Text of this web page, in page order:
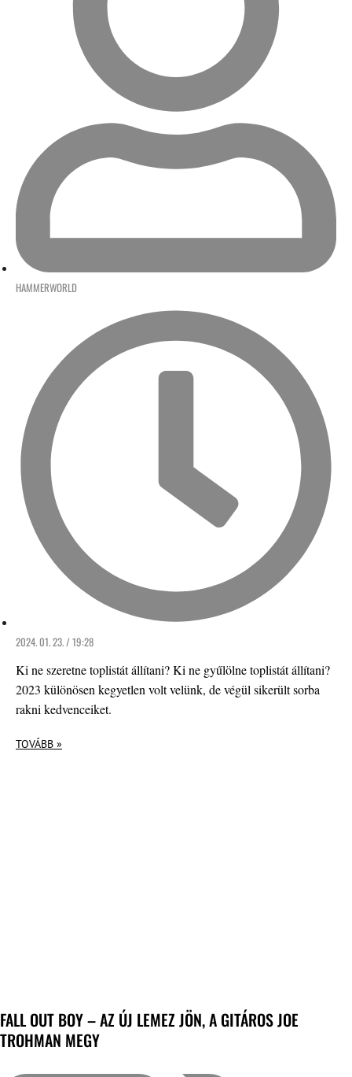
HAMMERWORLD
2024. 01. 23. / 19:28
Ki ne szeretne toplistát állítani? Ki ne gyűlölne toplistát állítani?
2023 különösen kegyetlen volt velünk, de végül sikerült sorba
rakni kedvenceiket.
TOVÁBB »
FALL OUT BOY – AZ ÚJ LEMEZ JÖN, A GITÁROS JOE
TROHMAN MEGY